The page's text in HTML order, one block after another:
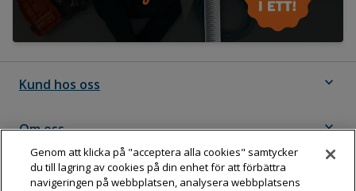
Kund hos oss expand_more
Om oss expand_more
Följ Dahl
Genom att klicka på "acceptera alla cookies" samtycker
du till lagring av cookies på din enhet för att förbättra
navigeringen på webbplatsen, analysera webbplatsens